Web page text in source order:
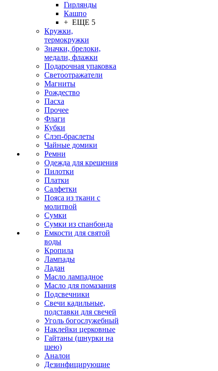
Гирлянды
Кашпо
+ ЕЩЕ 5
Кружки,
термокружки
Значки, брелоки,
медали, флажки
Подарочная упаковка
Светоотражатели
Магниты
Рождество
Пасха
Прочее
Флаги
Кубки
Слэп-браслеты
Чайные домики
Ремни
Одежда для крещения
Пилотки
Платки
Салфетки
Пояса из ткани с
молитвой
Сумки
Сумки из спанбонда
Емкости для святой
воды
Кропила
Лампады
Ладан
Масло лампадное
Масло для помазания
Подсвечники
Свечи кадильные,
подставки для свечей
Уголь богослужебный
Наклейки церковные
Гайтаны (шнурки на
шею)
Аналои
Дезинфицирующие